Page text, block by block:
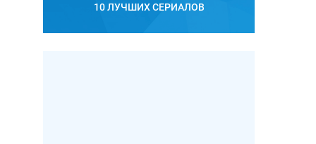
10 ЛУЧШИХ СЕРИАЛОВ